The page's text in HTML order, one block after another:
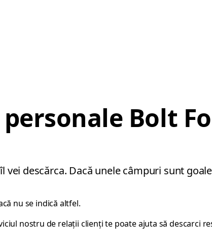
Bolt
descărca. Dacă unele câmpuri sunt
nu se indică altfel.
nostru de relații clienți te poate ajuta să descarci